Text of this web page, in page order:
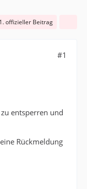
1. offizieller Beitrag
#1
entsperren und
Rückmeldung